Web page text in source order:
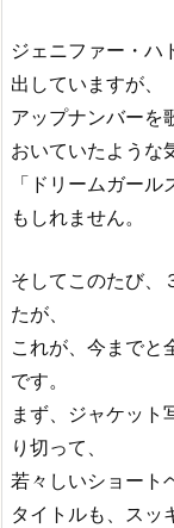
ジェニファー・ハ
出していますが、
アップナンバーを
おいていたような
「ドリームガー
もしれません。
そしてこのたび、
たが、
これが、今までと
です。
まず、ジャケット
り切って、
若々しいショート
タイトルも、スッ